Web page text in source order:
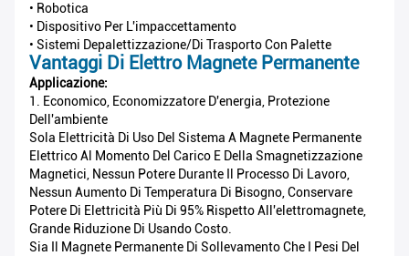
• Robotica
• Dispositivo Per L'impaccettamento
• Sistemi Depalettizzazione/di Trasporto Con Palette
Vantaggi Di Elettro Magnete Permanente
Applicazione:
1. Economico, Economizzatore D'energia, Protezione
Dell'ambiente
Sola Elettricità Di Uso Del Sistema A Magnete Permanente
Elettrico Al Momento Del Carico E Della Smagnetizzazione
Magnetici, Nessun Potere Durante Il Processo Di Lavoro,
Nessun Aumento Di Temperatura Di Bisogno, Conservare
Potere Di Elettricità Più Di 95% Rispetto All'elettromagnete,
Grande Riduzione Di Usando Costo.
Sia Il Magnete Permanente Di Sollevamento Che I Pesi Del